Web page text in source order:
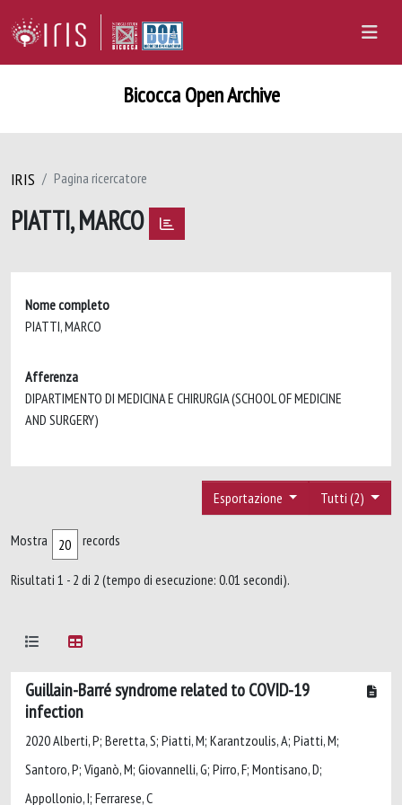
Bicocca Open Archive
IRIS Pagina ricercatore
PIATTI, MARCO
Nome completo
PIATTI, MARCO
Afferenza
DIPARTIMENTO DI MEDICINA E CHIRURGIA (SCHOOL OF MEDICINE
AND SURGERY)
Tutti (2)
Esportazione
Mostra records
Risultati 1 - 2 di 2 (tempo di esecuzione: 0.01 secondi).
Guillain-Barré syndrome related to COVID-19
infection
2020 Alberti, P; Beretta, S; Piatti, M; Karantzoulis, A; Piatti, M;
Santoro, P; Viganò, M; Giovannelli, G; Pirro, F; Montisano, D;
Appollonio, I; Ferrarese, C